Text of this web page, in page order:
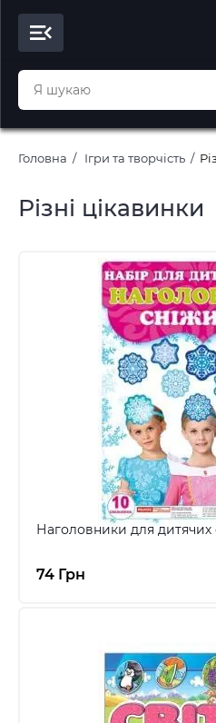
Головна Ігри та творчість
Різні цікавинки
Наголовники для
74 Грн